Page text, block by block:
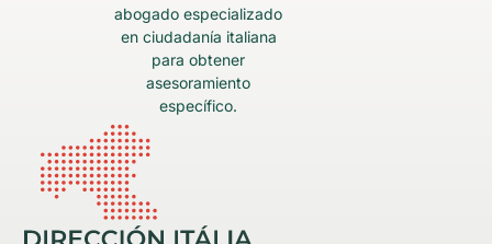
abogado especializado
en ciudadanía italiana
para obtener
asesoramiento
específico.